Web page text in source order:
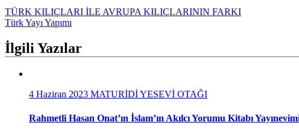
TÜRK KILIÇLARI İLE AVRUPA KILIÇLARININ FARKI
Türk Yayı Yapımı
İlgili Yazılar
4 Haziran 2023 MATURİDİ YESEVİ OTAĞI
Rahmetli Hasan Onat’ın İslam’ın Akılcı Yorumu Kitabı